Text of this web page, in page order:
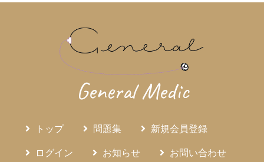
General Medic
トップ 問題集 新規会員登録
ログイン お知らせ お問い合わせ